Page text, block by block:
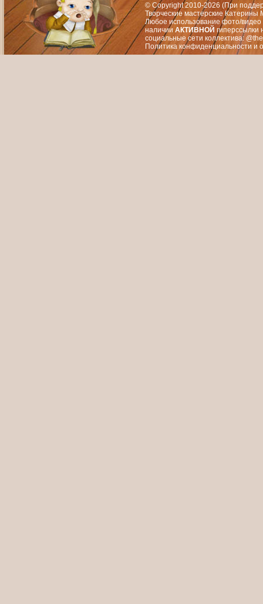
© Copyright 2010-2026 (При
Творческие мастерские
Любое использование фото/видео
наличии АКТИВНОЙ гиперссылки
социальные сети коллектива:
Политика конфиденциальности и